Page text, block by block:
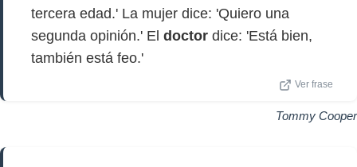
tercera edad.' La mujer dice: 'Quiero una
segunda opinión.' El doctor dice: 'Está bien,
también está feo.'
Ver frase
Tommy Cooper